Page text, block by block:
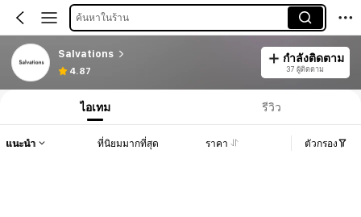
ค้นหาในร้าน
Salvations
4.87
กำลังติดตาม
37 ผู้ติดตาม
ไอเทม รีวิว
แนะนำ ที่นิยมมากที่สุด ราคา ตัวกรอง